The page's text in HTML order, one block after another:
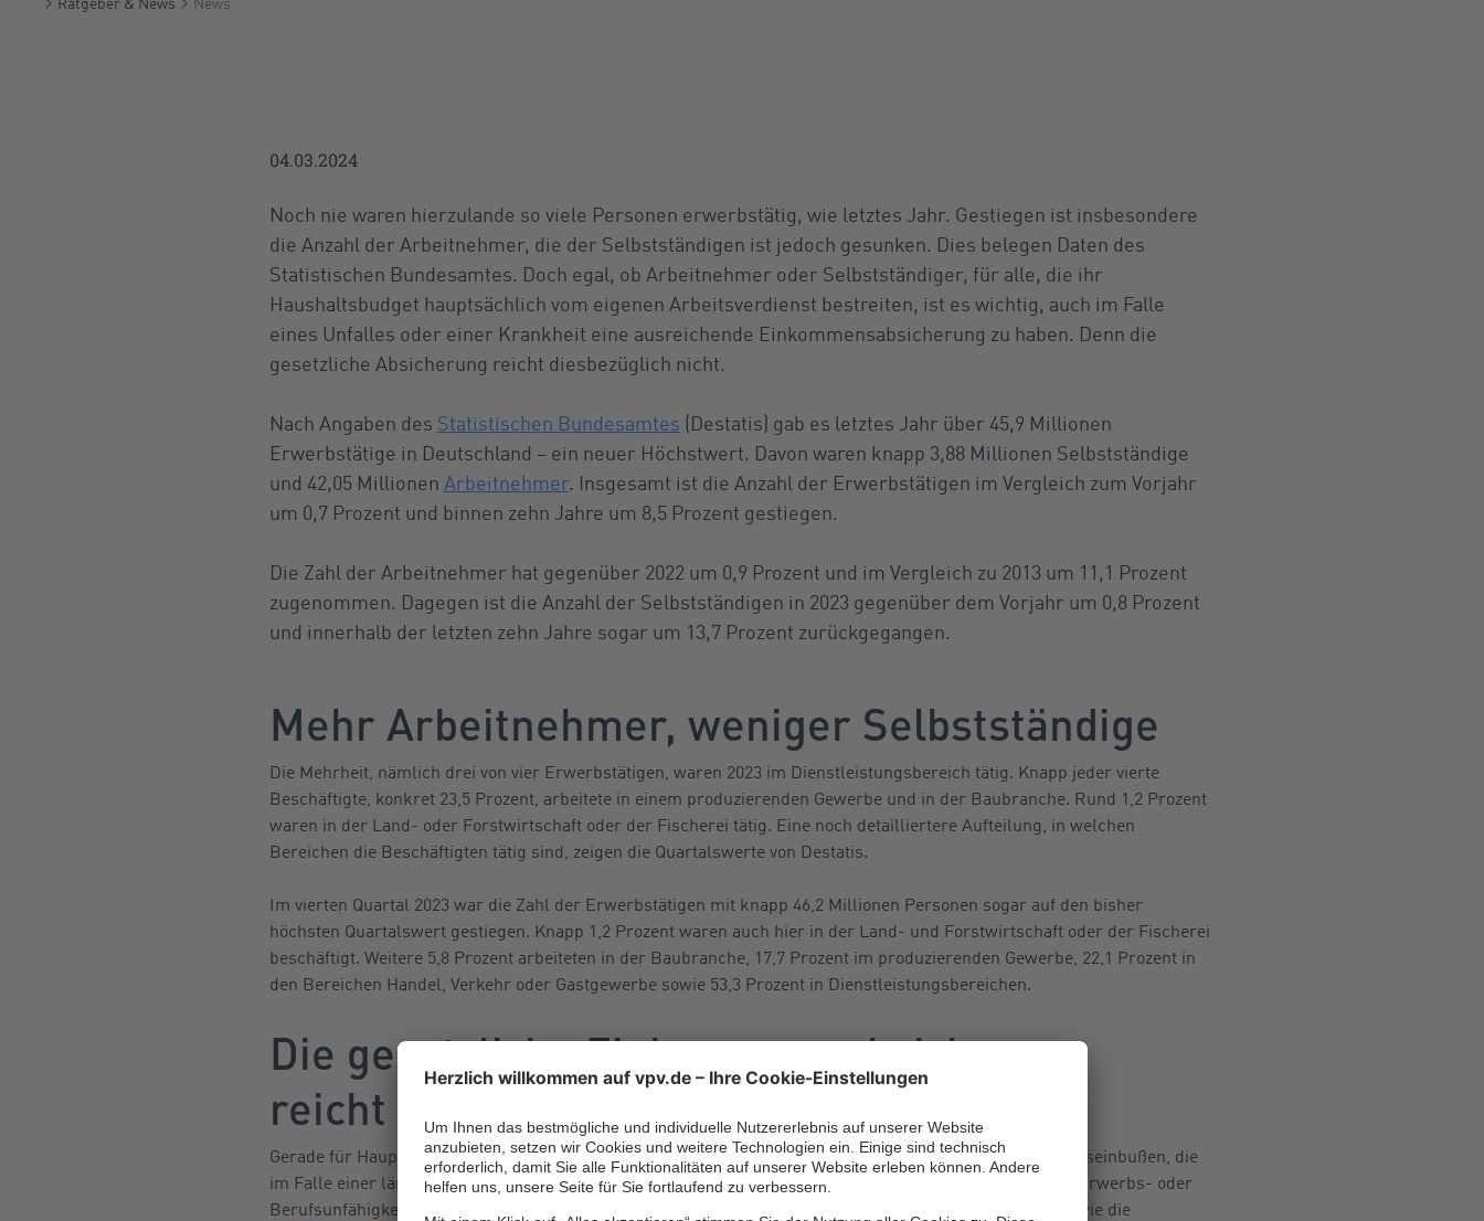
04.03.2024
Noch nie waren hierzulande so viele Personen erwerbstätig, wie letztes Jahr. Gestiegen ist insbesondere
die Anzahl der Arbeitnehmer, die der Selbstständigen ist jedoch gesunken. Dies belegen Daten des
Statistischen Bundesamtes. Doch egal, ob Arbeitnehmer oder Selbstständiger, für alle, die ihr
Haushaltsbudget hauptsächlich vom eigenen Arbeitsverdienst bestreiten, ist es wichtig, auch im Falle
eines Unfalles oder einer Krankheit eine ausreichende Einkommensabsicherung zu haben. Denn die
gesetzliche Absicherung reicht diesbezüglich nicht.
Nach Angaben des Statistischen Bundesamtes (Destatis) gab es letztes Jahr über 45,9 Millionen
Erwerbstätige in Deutschland – ein neuer Höchstwert. Davon waren knapp 3,88 Millionen Selbstständige
und 42,05 Millionen Arbeitnehmer. Insgesamt ist die Anzahl der Erwerbstätigen im Vergleich zum Vorjahr
um 0,7 Prozent und binnen zehn Jahre um 8,5 Prozent gestiegen.
Die Zahl der Arbeitnehmer hat gegenüber 2022 um 0,9 Prozent und im Vergleich zu 2013 um 11,1 Prozent
zugenommen. Dagegen ist die Anzahl der Selbstständigen in 2023 gegenüber dem Vorjahr um 0,8 Prozent
und innerhalb der letzten zehn Jahre sogar um 13,7 Prozent zurückgegangen.
Mehr Arbeitnehmer, weniger Selbstständige
Die Mehrheit, nämlich drei von vier Erwerbstätigen, waren 2023 im Dienstleistungsbereich tätig. Knapp jeder vierte
Beschäftigte, konkret 23,5 Prozent, arbeitete in einem produzierenden Gewerbe und in der Baubranche. Rund 1,2 Prozent
waren in der Land- oder Forstwirtschaft oder der Fischerei tätig. Eine noch detailliertere Aufteilung, in welchen
Bereichen die Beschäftigten tätig sind, zeigen die Quartalswerte von Destatis.
Im vierten Quartal 2023 war die Zahl der Erwerbstätigen mit knapp 46,2 Millionen Personen sogar auf den bisher
höchsten Quartalswert gestiegen. Knapp 1,2 Prozent waren auch hier in der Land- und Forstwirtschaft oder der Fischerei
beschäftigt. Weitere 5,8 Prozent arbeiteten in der Baubranche, 17,7 Prozent im produzierenden Gewerbe, 22,1 Prozent in
den Bereichen Handel, Verkehr oder Gastgewerbe sowie 53,3 Prozent in Dienstleistungsbereichen.
Die gesetzliche Einkommensabsicherung
reicht nicht
Gerade für Haupt- oder Alleinverdiener eines Haushaltes ist es wichtig, sich frühzeitig gegen Einkommenseinbußen, die
im Falle einer längeren unfall- oder krankheitsbedingten Arbeitsunfähigkeit oder gar einer dauerhaften Erwerbs- oder
Berufsunfähigkeit drohen, abzusichern. Denn die Einkommensabsicherung über die
wie die